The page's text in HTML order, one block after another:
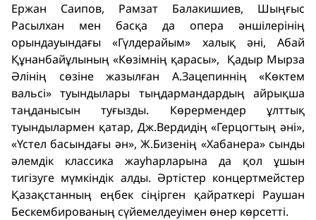
Ержан Саипов, Рамзат Балакишиев, Шыңғыс
Расылхан мен басқа да опера әншілерінің
орындауындағы «Гүлдерайым» халық әні, Абай
Құнанбайұлының «Көзімнің қарасы», Қадыр Мырза
Әлінің сөзіне жазылған А.Зацепиннің «Көктем
вальсі» туындылары тыңдармандардың айрықша
таңданысын туғызды. Көрермендер ұлттық
туындылармен қатар, Дж.Вердидің «Герцогтың әні»,
«Үстел басындағы ән», Ж.Бизенің «Хабанера» сынды
әлемдік классика жауһарларына да қол ұшын
тигізуге мүмкіндік алды. Әртістер концертмейстер
Қазақстанның еңбек сіңірген қайраткері Раушан
Бескембированың сүйемелдеуімен өнер көрсетті.